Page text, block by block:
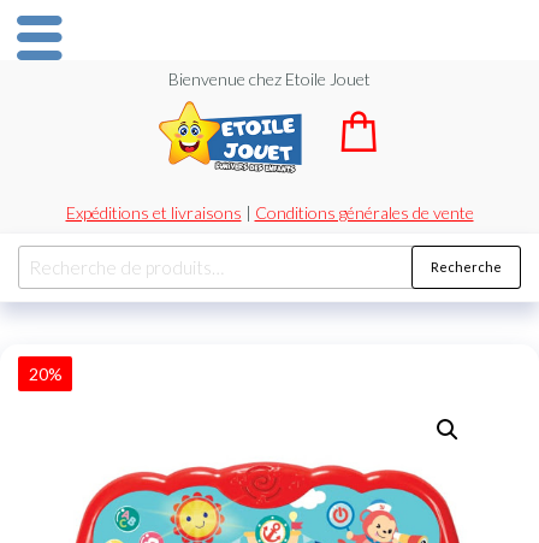
Bienvenue chez Etoile Jouet
Expéditions et livraisons | Conditions générales de vente
Recherche
20%